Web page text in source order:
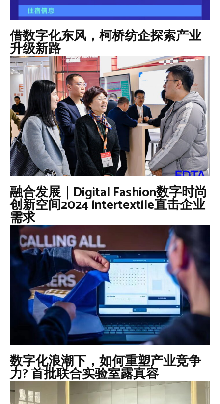
借数字化东风，柯桥纺企探索产业
升级新路
融合发展｜Digital Fashion数字时尚
创新空间2024 intertextile直击企业
需求
数字化浪潮下，如何重塑产业竞争
力? 首批联合实验室露真容